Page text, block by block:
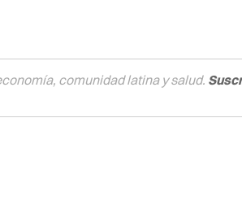
comunidad latina y salud.